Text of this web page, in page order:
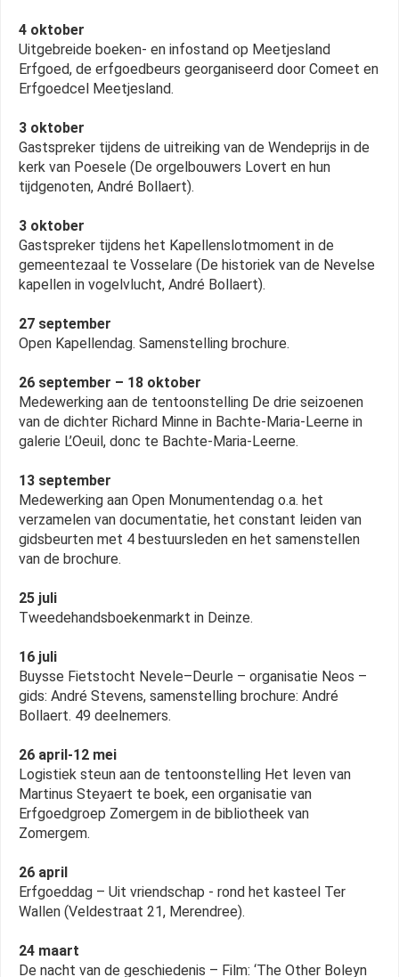
4 oktober
Uitgebreide boeken- en infostand op Meetjesland
Erfgoed, de erfgoedbeurs georganiseerd door Comeet en
Erfgoedcel Meetjesland.
3 oktober
Gastspreker tijdens de uitreiking van de Wendeprijs in de
kerk van Poesele (De orgelbouwers Lovert en hun
tijdgenoten, André Bollaert).
3 oktober
Gastspreker tijdens het Kapellenslotmoment in de
gemeentezaal te Vosselare (De historiek van de Nevelse
kapellen in vogelvlucht, André Bollaert).
27 september
Open Kapellendag. Samenstelling brochure.
26 september – 18 oktober
Medewerking aan de tentoonstelling De drie seizoenen
van de dichter Richard Minne in Bachte-Maria-Leerne in
galerie L’Oeuil, donc te Bachte-Maria-Leerne.
13 september
Medewerking aan Open Monumentendag o.a. het
verzamelen van documentatie, het constant leiden van
gidsbeurten met 4 bestuursleden en het samenstellen
van de brochure.
25 juli
Tweedehandsboekenmarkt in Deinze.
16 juli
Buysse Fietstocht Nevele–Deurle – organisatie Neos –
gids: André Stevens, samenstelling brochure: André
Bollaert. 49 deelnemers.
26 april-12 mei
Logistiek steun aan de tentoonstelling Het leven van
Martinus Steyaert te boek, een organisatie van
Erfgoedgroep Zomergem in de bibliotheek van
Zomergem.
26 april
Erfgoeddag – Uit vriendschap - rond het kasteel Ter
Wallen (Veldestraat 21, Merendree).
24 maart
De nacht van de geschiedenis – Film: ‘The Other Boleyn